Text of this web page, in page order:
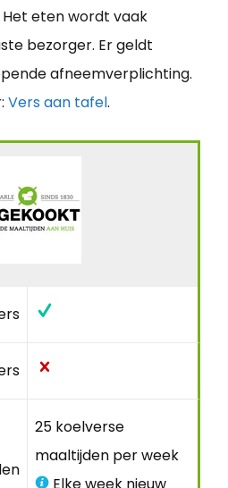
eten wordt vaak
bezorger. Er geldt
afneemverplichting.
Vers aan tafel.
25 koelverse
maaltijden per week